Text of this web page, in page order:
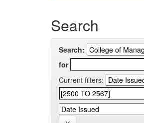
Search
Search:
for
Current filters: